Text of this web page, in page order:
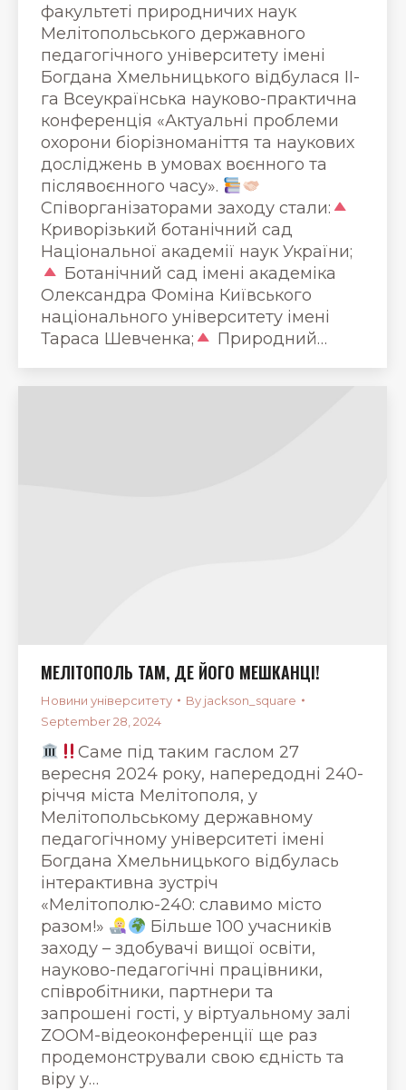
факультеті природничих наук
Мелітопольського державного
педагогічного університету імені
Богдана Хмельницького відбулася ІІ-
га Всеукраїнська науково-практична
конференція «Актуальні проблеми
охорони біорізноманіття та наукових
досліджень в умовах воєнного та
післявоєнного часу».
Співорганізаторами заходу стали:
Криворізький ботанічний сад
Національної академії наук України;
Ботанічний сад імені академіка
Олександра Фоміна Київського
національного університету імені
Тараса Шевченка;
Природний…
МЕЛІТОПОЛЬ ТАМ, ДЕ ЙОГО МЕШКАНЦІ!
Новини університету By jackson_square
September 28, 2024
Саме під таким гаслом 27
вересня 2024 року, напередодні 240-
річчя міста Мелітополя, у
Мелітопольському державному
педагогічному університеті імені
Богдана Хмельницького відбулась
інтерактивна зустріч
«Мелітополю-240: славимо місто
разом!»
Більше 100 учасників
заходу – здобувачі вищої освіти,
науково-педагогічні працівники,
співробітники, партнери та
запрошені гості, у віртуальному залі
ZOOM-відеоконференції ще раз
продемонстрували свою єдність та
віру у…